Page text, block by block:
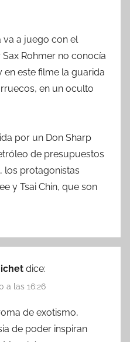
va a juego con el
Rohmer no conocía
en este filme la guarida
en un oculto
por un Don Sharp
de presupuestos
los protagonistas
y Tsai Chin, que son
dice:
a las 16:26
de exotismo,
de poder inspiran